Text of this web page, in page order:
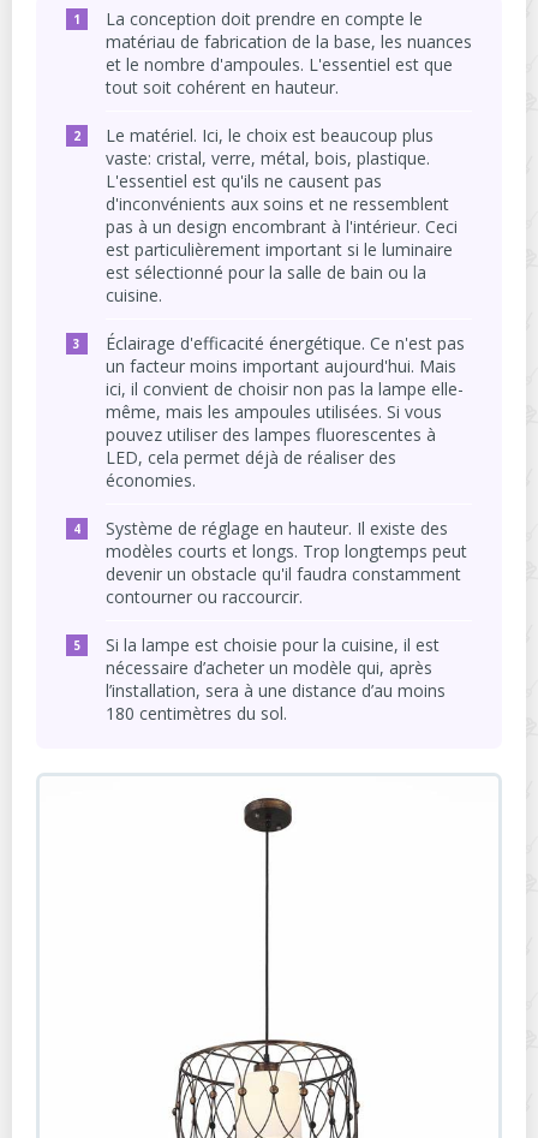
La conception doit prendre en compte le
matériau de fabrication de la base, les nuances
et le nombre d'ampoules. L'essentiel est que
tout soit cohérent en hauteur.
Le matériel. Ici, le choix est beaucoup plus
vaste: cristal, verre, métal, bois, plastique.
L'essentiel est qu'ils ne causent pas
d'inconvénients aux soins et ne ressemblent
pas à un design encombrant à l'intérieur. Ceci
est particulièrement important si le luminaire
est sélectionné pour la salle de bain ou la
cuisine.
Éclairage d'efficacité énergétique. Ce n'est pas
un facteur moins important aujourd'hui. Mais
ici, il convient de choisir non pas la lampe elle-
même, mais les ampoules utilisées. Si vous
pouvez utiliser des lampes fluorescentes à
LED, cela permet déjà de réaliser des
économies.
Système de réglage en hauteur. Il existe des
modèles courts et longs. Trop longtemps peut
devenir un obstacle qu'il faudra constamment
contourner ou raccourcir.
Si la lampe est choisie pour la cuisine, il est
nécessaire d’acheter un modèle qui, après
l’installation, sera à une distance d’au moins
180 centimètres du sol.